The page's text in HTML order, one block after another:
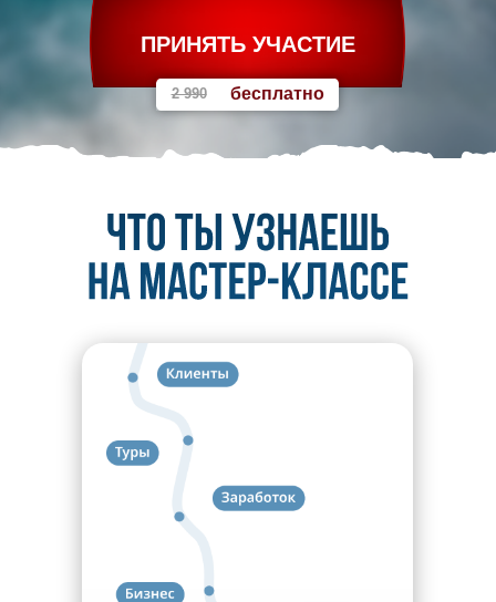
ПРИНЯТЬ УЧАСТИЕ
бесплатно
2 990